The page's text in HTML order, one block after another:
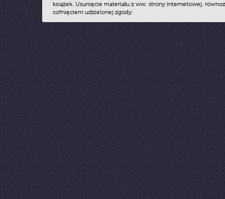
książek. Usunięcie materiału z ww. strony internetowej,
cofnięciem udzielonej zgody.